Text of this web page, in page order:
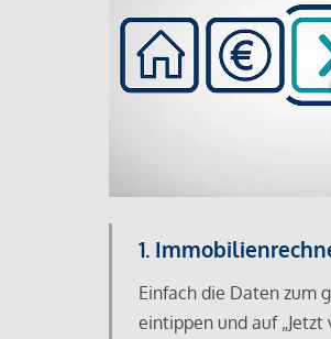
1.
Einfach die Daten zum
eintippen und auf „Jetzt